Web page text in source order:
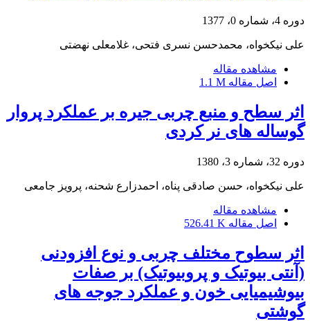
دوره 4، شماره 0، 1377
علی نیکخواه، محمدحسن نسری فتحی، غلامعلی نهضتی
مشاهده مقاله
اصل مقاله 1.1 M
اثر سطح و منبع چربی جیره بر عملکرد پروار
گوساله های نر کردی
دوره 32، شماره 3، 1380
علی نیکخواه، حسن صادقی پناه، احمدزارع شحنه، پرویز جامعی
مشاهده مقاله
اصل مقاله 526.41 K
اثر سطوح مختلف چربی و نوع افزودنی
(آنتی بیوتیک و پروبیوتیک) بر صفات
بیوشیمیایی خون و عملکرد جوجه های
گوشتی